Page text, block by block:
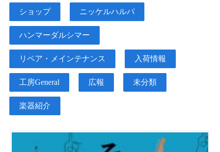
ショップ ニッケルハルパ
ハンマーダルシマー
リペア・メインテナンス 入荷情報
工房General 広報 未分類
楽器紹介